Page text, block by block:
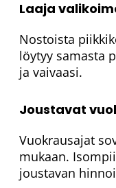
Laaja
Nostoista
löytyy samasta
ja vaivaasi.
Joustavat
Vuokrausajat
mukaan.
joustavan